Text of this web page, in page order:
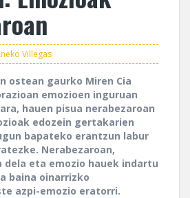
Villegas
ostean gaurko Miren Cia
emozioen inguruan
hauen pisua nerabezaroan
edozein gertakarien
bapateko erantzun labur
Nerabezaroan,
dela eta emozio hauek indartu
baina oinarrizko
azpi-emozio eratorri.